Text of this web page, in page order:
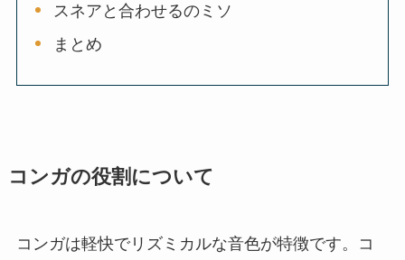
スネアと合わせるのミソ
まとめ
コンガの役割について
コンガは軽快でリズミカルな音色が特徴です。コ